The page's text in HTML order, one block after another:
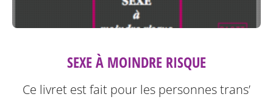
SEXE À MOINDRE RISQUE
Ce livret est fait pour les personnes trans’